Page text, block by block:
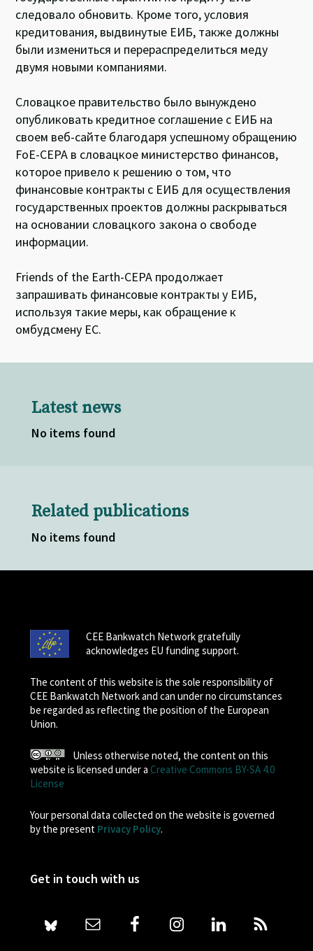
следовало обновить. Кроме того, условия
кредитования, выдвинутые ЕИБ, также должны
были измениться и перераспределиться меду
двумя новыми компаниями.
Словацкое правительство было вынуждено
опубликовать кредитное соглашение с ЕИБ на
своем веб-сайте благодаря успешному обращению
FoE-CEPA в словацкое министерство финансов,
которое привело к решению о том, что
финансовые контракты с ЕИБ для осуществления
государственных проектов должны раскрываться
на основании словацкого закона о свободе
информации.
Friends of the Earth-CEPA продолжает
запрашивать финансовые контракты у ЕИБ,
используя такие меры, как обращение к
омбудсмену ЕС.
Latest news
No items found
Related publications
No items found
CEE Bankwatch Network gratefully
acknowledges EU funding support.
The content of this website is the sole responsibility of
CEE Bankwatch Network and can under no circumstances
be regarded as reflecting the position of the European
Union.
Unless otherwise noted, the content on this
website is licensed under a Creative Commons BY-SA 4.0
License
Your personal data collected on the website is governed
by the present Privacy Policy.
Get in touch with us